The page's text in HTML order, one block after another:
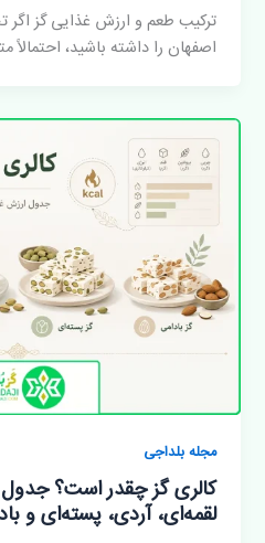
ترکیب طعم و ارزش غذایی گز
اصفهان را داشته باشید،
مجله بلداجی
کالری گز چقدر است؟
لقمه‌ای، آردی، پسته‌ای و